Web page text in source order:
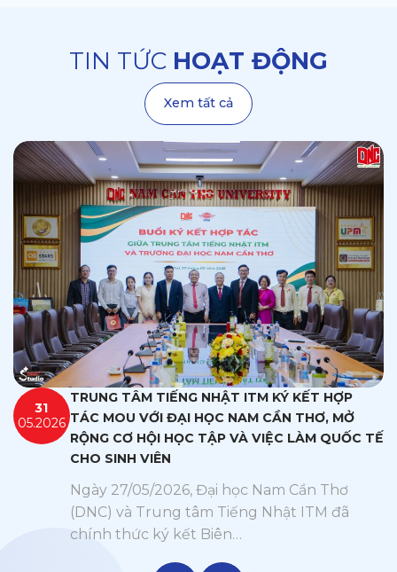
TIN TỨC HOẠT ĐỘNG
Xem tất cả
" alt="" />
31
05.2026
TRUNG TÂM TIẾNG NHẬT ITM KÝ KẾT HỢP
TÁC MOU VỚI ĐẠI HỌC NAM CẦN THƠ, MỞ
RỘNG CƠ HỘI HỌC TẬP VÀ VIỆC LÀM QUỐC TẾ
CHO SINH VIÊN
Ngày 27/05/2026, Đại học Nam Cần Thơ
(DNC) và Trung tâm Tiếng Nhật ITM đã
chính thức ký kết Biên…